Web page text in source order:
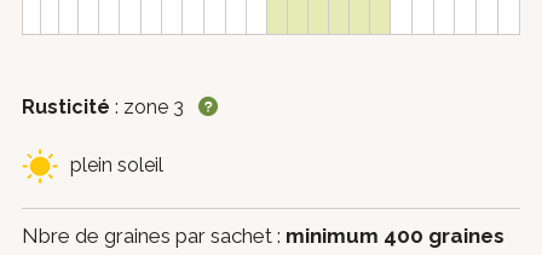
Rusticité : zone 3
plein soleil
Nbre de graines par sachet : minimum 400 graines